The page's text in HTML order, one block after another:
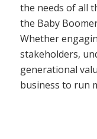
the needs of all
the Baby
Whether
stakeholders,
generational
business to run